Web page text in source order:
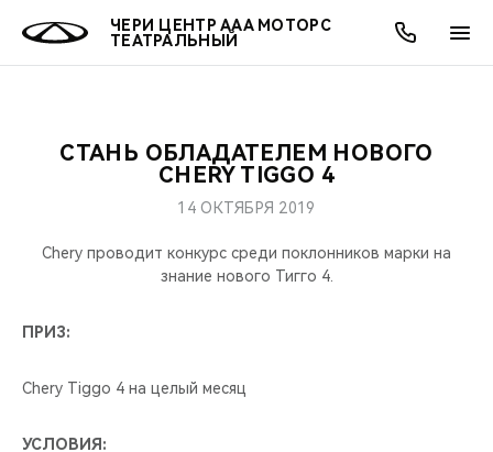
ЧЕРИ ЦЕНТР ААА МОТОРС
ТЕАТРАЛЬНЫЙ
МОДЕЛИ
ПОКУПАТЕЛЯМ
КРЕДИТ И СТРАХОВАНИЕ
ВЛАДЕЛЬЦАМ
ЗАПЧАСТИ И АКСЕССУАРЫ
ПОДДЕРЖКА
CHERY CONNECT
МИР CHERY
CHERY В СОЦСЕТЯХ
ЛЮДИ CHERY
БЛАГОТВОРИТЕЛЬНОСТЬ
АКЦИИ
ОНЛАЙН СЕРВИСЫ
О КОМПАНИИ
СТАНЬ ОБЛАДАТЕЛЕМ НОВОГО
CHERY TIGGO 4
14 ОКТЯБРЯ 2019
Chery проводит конкурс среди поклонников марки на
знание нового Тигго 4.
ПРИЗ:
Chery Tiggo 4 на целый месяц
УСЛОВИЯ: